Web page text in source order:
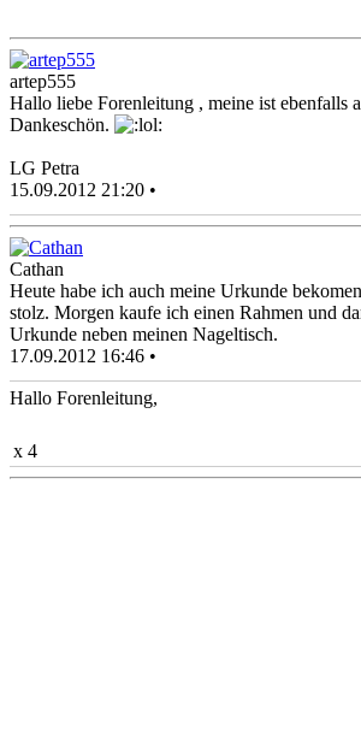
artep555
Hallo liebe Forenleitung , meine ist ebenfalls
Dankeschön.
LG Petra
15.09.2012 21:20 •
Cathan
Heute habe ich auch meine Urkunde
stolz. Morgen kaufe ich einen Rahmen und
Urkunde neben meinen Nageltisch.
17.09.2012 16:46 •
Hallo Forenleitung,
x 4